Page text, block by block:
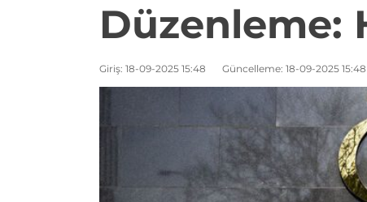
Düzenleme:
Giriş: 18-09-2025 15:48 Güncelleme: 18-09-2025 15:48